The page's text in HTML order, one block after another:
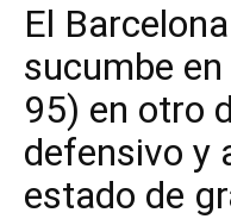
El
sucumbe
95) en otro
defensivo y
estado de